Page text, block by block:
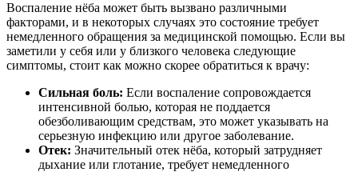
Воспаление нёба может быть вызвано различными
факторами, и в некоторых случаях это состояние требует
немедленного обращения за медицинской помощью. Если вы
заметили у себя или у близкого человека следующие
симптомы, стоит как можно скорее обратиться к врачу:
Сильная боль: Если воспаление сопровождается
интенсивной болью, которая не поддается
обезболивающим средствам, это может указывать на
серьезную инфекцию или другое заболевание.
Отек: Значительный отек нёба, который затрудняет
дыхание или глотание, требует немедленного